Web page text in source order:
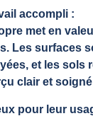
accompli :
met en
Les surfaces
et les sols
clair et
pour leur